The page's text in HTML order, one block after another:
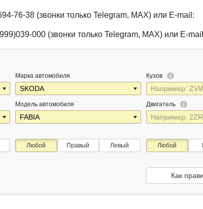
76-38 (звонки только Telegram, MAX) или E-mail:
000 (звонки только Telegram, MAX) или E-
Марка автомобиля
Модель автомобиля
Кузов
Двигатель
Любой Правый Левый Любой
Как